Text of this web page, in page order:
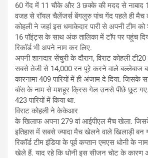
60 गेंद में 11 चौके और 3 छक्के की मदद से नाबाद
वजह से रॉयल चैलेंजर्स बेंगलुरु पांच गेंद पहले ही मैच
कोहली ने जहां इस धमाकेदार पारी से अपनी टीम को
16 पॉइंट्स के साथ अंक तालिका में टॉप पर पहुंच
रिकॉर्ड भी अपने नाम कर लिए.
अपनी शानदार सेंचुरी के दौरान, विराट कोहली
सबसे तेजी से 14,000 रन पूरे करने वाले बल्लेबाज
कारनामा 409 पारियों में ही अंजाम दे दिया. जिसके
बॉस के नाम से मशहूर क्रिस गेल उनसे पीछे छूट गए.
423 पारियों में किया था.
विराट कोहली ने केकेआर
के खिलाफ अपना 279 वां आईपीएल मैच खेला.
इतिहास में सबसे ज्यादा मैच खेलने वाले खिलाड़ी
रिकॉर्ड टीम इंडिया के पूर्व कप्तान एमएस धोनी के
खेले हैं. याद रहे कि धोनी इस सीजन चोट के कारण